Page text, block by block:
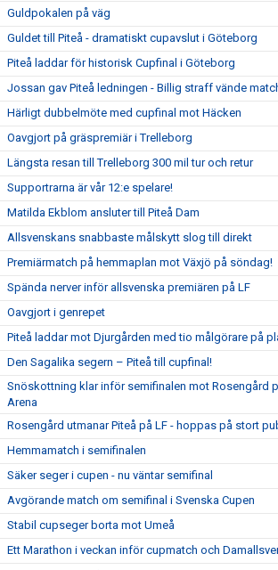
Guldpokalen på väg
Guldet till Piteå - dramatiskt cupavslut i Göteborg
Piteå laddar för historisk Cupfinal i Göteborg
Jossan gav Piteå ledningen - Billig straff vände
Härligt dubbelmöte med cupfinal mot Häcken
Oavgjort på gräspremiär i Trelleborg
Längsta resan till Trelleborg 300 mil tur och retur
Supportrarna är vår 12:e spelare!
Matilda Ekblom ansluter till Piteå Dam
Allsvenskans snabbaste målskytt slog till direkt
Premiärmatch på hemmaplan mot Växjö på söndag!
Spända nerver inför allsvenska premiären på LF
Oavgjort i genrepet
Piteå laddar mot Djurgården med tio målgörare på
Den Sagalika segern – Piteå till cupfinal!
Snöskottning klar inför semifinalen mot Rosengård
Arena
Rosengård utmanar Piteå på LF - hoppas på stort
Hemmamatch i semifinalen
Säker seger i cupen - nu väntar semifinal
Avgörande match om semifinal i Svenska Cupen
Stabil cupseger borta mot Umeå
Ett Marathon i veckan inför cupmatch och